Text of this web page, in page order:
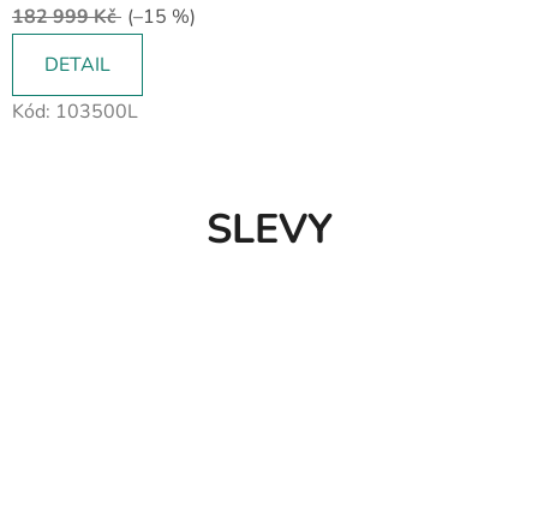
182 999 Kč (–15 %)
DETAIL
Kód: 103500L
SLEVY